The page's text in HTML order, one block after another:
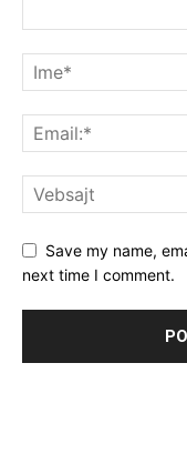
Save my name,
next time I comment.